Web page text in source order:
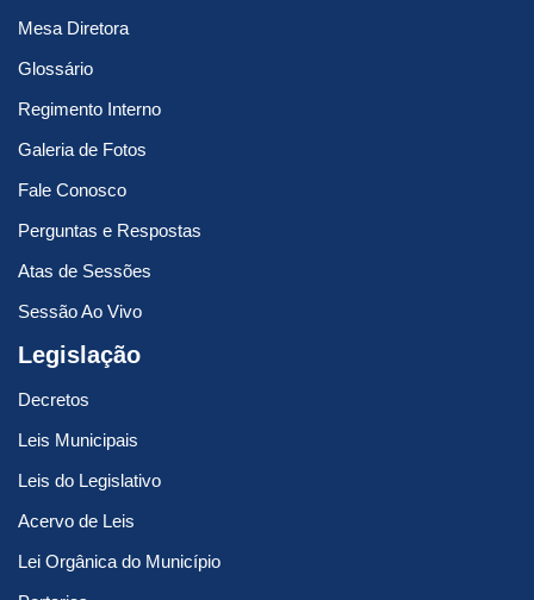
Mesa Diretora
Glossário
Regimento Interno
Galeria de Fotos
Fale Conosco
Perguntas e Respostas
Atas de Sessões
Sessão Ao Vivo
Legislação
Decretos
Leis Municipais
Leis do Legislativo
Acervo de Leis
Lei Orgânica do Município